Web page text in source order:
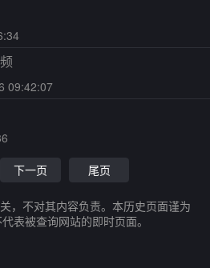
09:42:07
下一页 尾页
，不对其内容负责。本历史页面谨为
表被查询网站的即时页面。